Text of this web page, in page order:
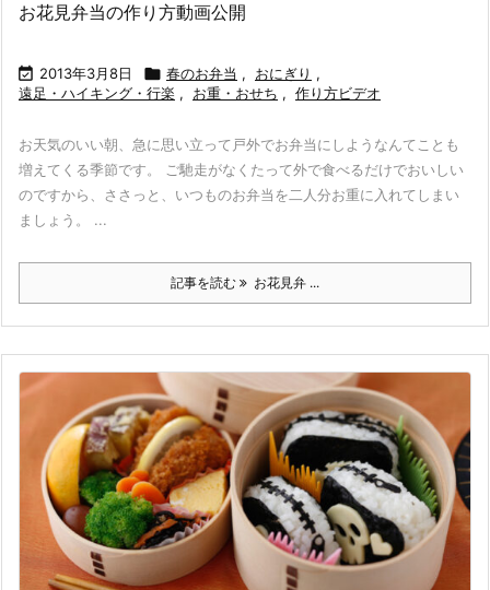
お花見弁当の作り方動画公開
 2013年3月8日  春のお弁当 , おにぎり ,
遠足・ハイキング・行楽 , お重・おせち , 作り方ビデオ
お天気のいい朝、急に思い立って戸外でお弁当にしようなんてことも
増えてくる季節です。 ご馳走がなくたって外で食べるだけでおいしい
のですから、ささっと、いつものお弁当を二人分お重に入れてしまい
ましょう。 ...
記事を読む お花見弁 ...